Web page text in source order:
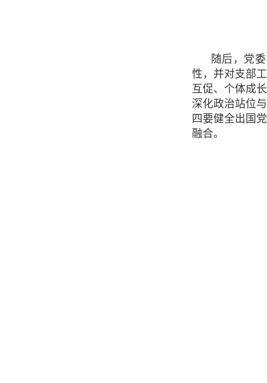
随后，党
性，并对支部
互促、个体成
深化政治站位
四要健全出国
融合。